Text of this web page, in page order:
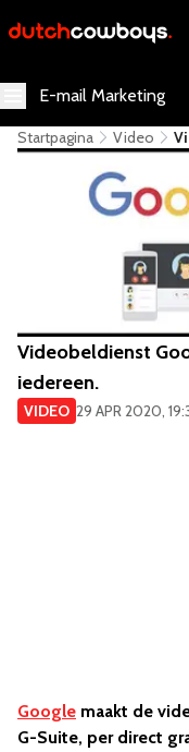
E-mail Marketing
Startpagina Video
Videobeldienst
iedereen.
VIDEO 29 APR 2020,
Google maakt de
G-Suite, per direct